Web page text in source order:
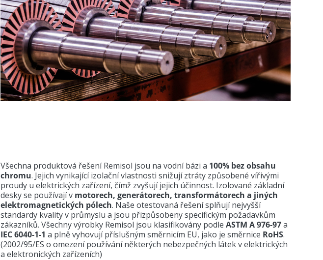
Všechna produktová řešení Remisol jsou na vodní bázi a 100% bez obsahu
chromu. Jejich vynikající izolační vlastnosti snižují ztráty způsobené vířivými
proudy u elektrických zařízení, čímž zvyšují jejich účinnost. Izolované základní
desky se používají v motorech, generátorech, transformátorech a jiných
elektromagnetických pólech. Naše otestovaná řešení splňují nejvyšší
standardy kvality v průmyslu a jsou přizpůsobeny specifickým požadavkům
zákazníků. Všechny výrobky Remisol jsou klasifikovány podle ASTM A 976-97a
IEC 6040-1-1 a plně vyhovují příslušným směrnicím EU, jako je směrnice RoHS.
(2002/95/ES o omezení používání některých nebezpečných látek v elektrických
a elektronických zařízeních)